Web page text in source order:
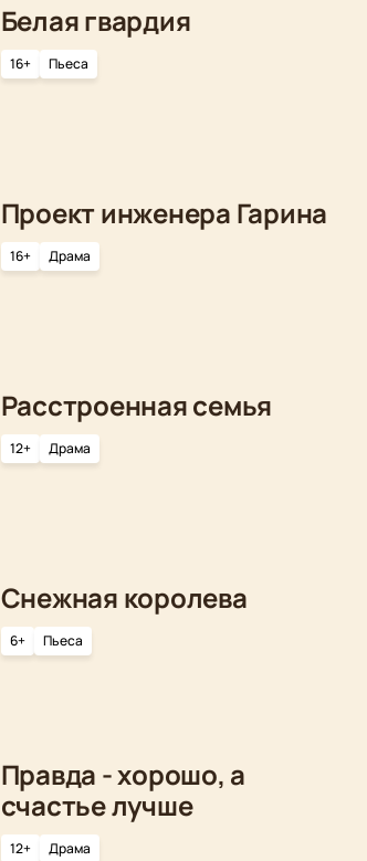
Белая гвардия
16+ Пьеса
Проект инженера Гарина
16+ Драма
Расстроенная семья
12+ Драма
Снежная королева
6+ Пьеса
Правда - хорошо, а
счастье лучше
12+ Драма